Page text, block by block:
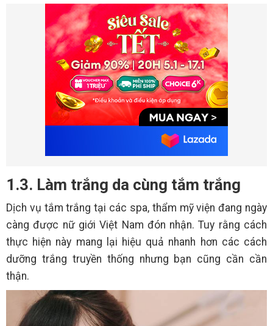
1.3. Làm trắng da cùng tắm trắng
Dịch vụ tắm trắng tại các spa, thẩm mỹ viện đang ngày
càng được nữ giới Việt Nam đón nhận. Tuy rằng cách
thực hiện này mang lại hiệu quả nhanh hơn các cách
dưỡng trắng truyền thống nhưng bạn cũng cần cần
thận.